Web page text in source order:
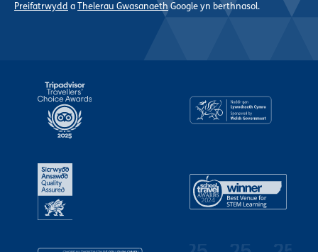
Preifatrwydd aThelerau GwasanaethGoogle yn berthnasol.